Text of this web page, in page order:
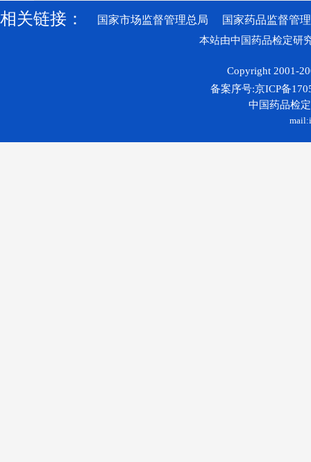
相关链接： 国家市场监督管理总局
国家药品监督管
本站由中国药品检定研
Copyright 2001-
备案序号:京ICP备
中国药品检